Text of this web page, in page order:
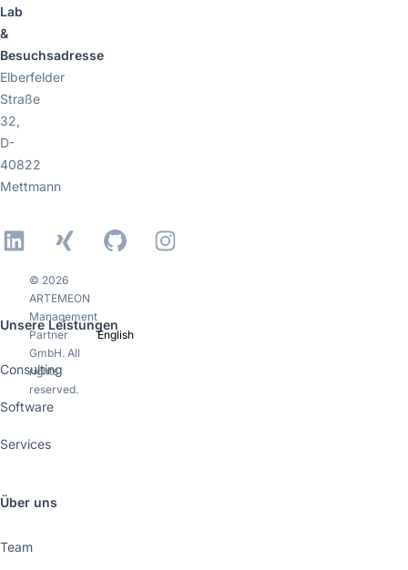
Lab
&
Besuchsadresse
Elberfelder
Straße
32,
D-
40822
Mettmann
LinkedIn
Xing GitHubInstagram
Unsere Leistungen
Consulting
Software
Services
Über uns
Team
© 2026
ARTEMEON
Management
Partner
GmbH. All
rights
reserved.
English